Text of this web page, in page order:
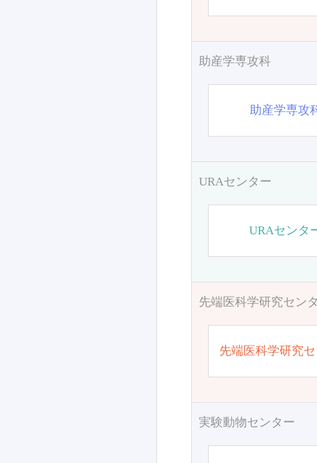
助産学専攻科
助産学専攻
URAセンター
URAセンタ
先端医科学研究セン
先端医科学研究
実験動物センター